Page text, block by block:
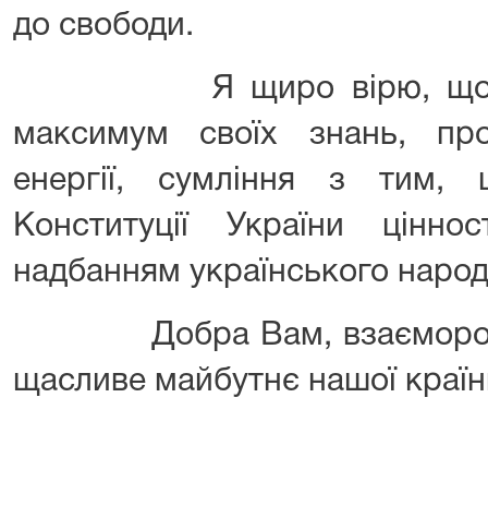
до свободи.
Я щиро вірю, що
максимум своїх знань,
енергії, сумління з тим,
Конституції України
надбанням українського
Добра Вам,
щасливе майбутнє нашої